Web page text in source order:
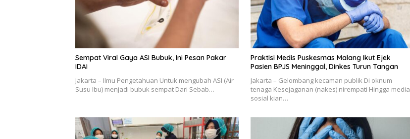
Sempat Viral Gaya ASI Bubuk, Ini Pesan Pakar
IDAI
Jakarta – Ilmu Pengetahuan Untuk mengubah ASI (Air
Susu Ibu) menjadi bubuk sempat Dari Sebab…
Praktisi Medis Puskesmas Malang Ikut Ejek
Pasien BPJS Meninggal, Dinkes Turun Tangan
Jakarta – Gelombang kecaman publik Di oknum
tenaga Kesejaganan (nakes) nirempati Hingga media
sosial kian…